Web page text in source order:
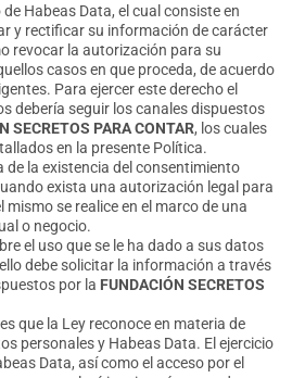
de Habeas Data, el cual consiste en
y rectificar su información de carácter
revocar la autorización para su
casos en que proceda, de acuerdo
Para ejercer este derecho el
debería seguir los canales dispuestos
SECRETOS PARA CONTAR, los cuales
en la presente Política.
de la existencia del consentimiento
exista una autorización legal para
se realice en el marco de una
o negocio.
el uso que se le ha dado a sus datos
debe solicitar la información a través
por la FUNDACIÓN SECRETOS
que la Ley reconoce en materia de
personales y Habeas Data. El ejercicio
Data, así como el acceso por el